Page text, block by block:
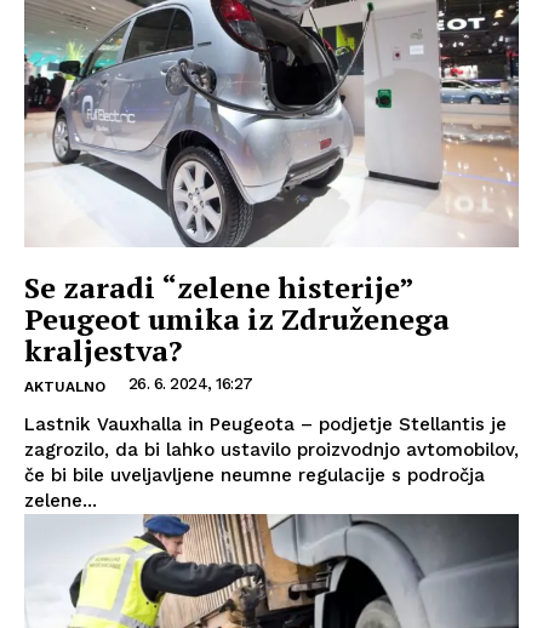
Se zaradi “zelene histerije”
Peugeot umika iz Združenega
kraljestva?
AKTUALNO 26. 6. 2024, 16:27
Lastnik Vauxhalla in Peugeota – podjetje Stellantis je
zagrozilo, da bi lahko ustavilo proizvodnjo avtomobilov,
če bi bile uveljavljene neumne regulacije s področja
zelene...